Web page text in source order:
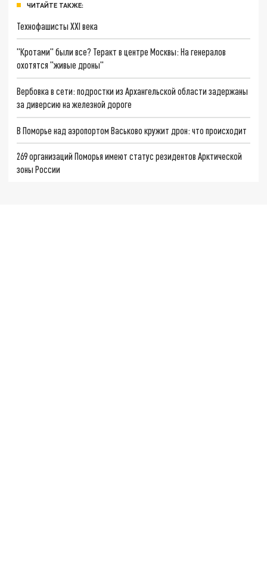
ЧИТАЙТЕ ТАКЖЕ:
Технофашисты XXI века
"Кротами" были все? Теракт в центре Москвы: На генералов
охотятся "живые дроны"
Вербовка в сети: подростки из Архангельской области задержаны
за диверсию на железной дороге
В Поморье над аэропортом Васьково кружит дрон: что происходит
269 организаций Поморья имеют статус резидентов Арктической
зоны России